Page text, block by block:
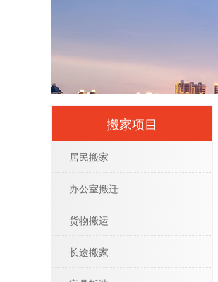
搬家项目
居民搬家
办公室搬迁
货物搬运
长途搬家